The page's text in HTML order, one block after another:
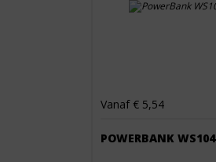
Vanaf € 5,54
POWERBANK WS104